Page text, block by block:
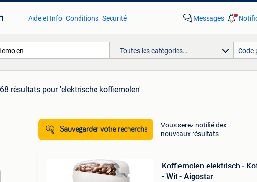
Aide et Info Conditions Securité Messages
Toutes les catégories…
68 résultats pour 'elektrische koffiemolen'
Sauvegarder votre recherche
Vous serez notifié des
nouveaux résultats
Koffiemolen elektrisch -
- Wit - Aigostar